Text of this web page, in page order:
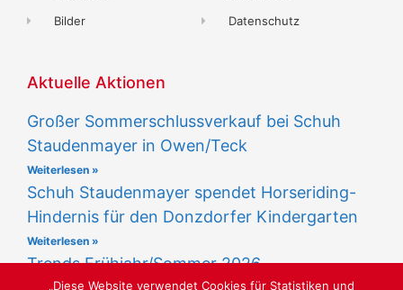
Bilder Datenschutz
Aktuelle Aktionen
Großer Sommerschlussverkauf bei Schuh
Staudenmayer in Owen/Teck
Weiterlesen »
Schuh Staudenmayer spendet Horseriding-
Hindernis für den Donzdorfer Kindergarten
Weiterlesen »
Trends Frühjahr/Sommer 2026
„Diese Website verwendet Cookies für Statistiken und